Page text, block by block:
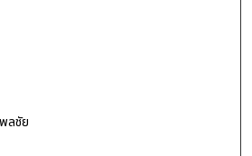
ลชัย